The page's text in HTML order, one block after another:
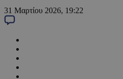
31 Μαρτίου 2026, 19:22